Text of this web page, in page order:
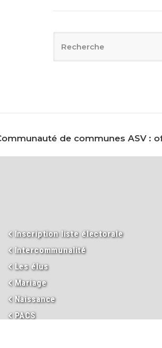
Inscription liste électorale
Intercommunalité
Les élus
Mariage
Naissance
PACS